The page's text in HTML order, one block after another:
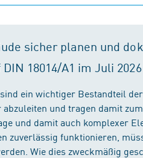
sicher planen und
18014/A1 im Juli
ein wichtiger Bestandteil
und tragen damit
und damit auch komplexer
zuverlässig funktionieren,
Wie dies zweckmäßig